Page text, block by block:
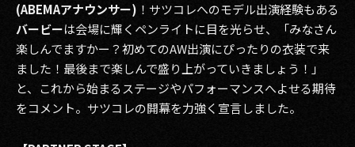
(ABEMAアナウンサー) ！サツコレへのモデル出演経験もある
バービーは会場に輝くペンライトに目を光らせ、「みなさん
楽しんでますかー？初めてのAW出演にぴったりの衣装で来
ました！最後まで楽しんで盛り上がっていきましょう！」
と、これから始まるステージやパフォーマンスへよせる期待
をコメント。サツコレの開幕を力強く宣言しました。